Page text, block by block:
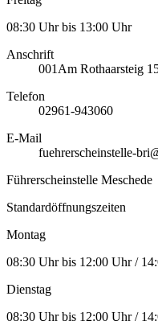
08:30 Uhr bis 13:00 Uhr
Anschrift
001 Am Rothaarsteig 1
Telefon
02961-943060
E-Mail
fuehrerscheinstelle-
Führerscheinstelle Meschede
Standardöffnungszeiten
Montag
08:30 Uhr bis 12:00 Uhr /
Dienstag
08:30 Uhr bis 12:00 Uhr /